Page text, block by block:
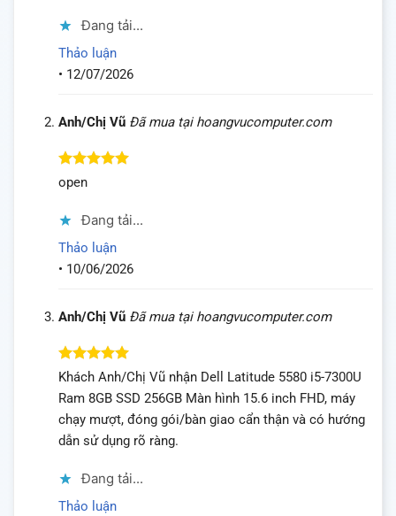
Đang tải...
Thảo luận
• 12/07/2026
Anh/Chị Vũ Đã mua tại hoangvucomputer.com
Được xếp
hạng
open
Đang tải...
Thảo luận
• 10/06/2026
Anh/Chị Vũ Đã mua tại hoangvucomputer.com
Được xếp
sao
Khách Anh/Chị Vũ nhận Dell Latitude 5580 i5-7300U
Ram 8GB SSD 256GB Màn hình 15.6 inch FHD, máy
chạy mượt, đóng gói/bàn giao cẩn thận và có hướng
dẫn sử dụng rõ ràng.
Đang tải...
Thảo luận